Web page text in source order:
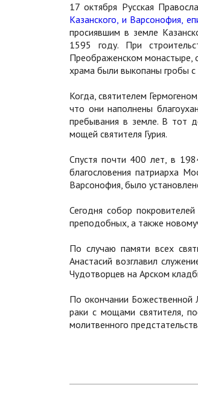
17 октября Русская
Казанского, и Варсонофия,
просиявшим в земле
1595 году. При
Преображенском монастыре,
храма были выкопаны гробы
Когда, святителем
что они наполнены
пребывания в земле. В тот
мощей святителя Гурия.
Спустя почти 400 лет, в
благословения патриарха
Варсонофия, было
Сегодня собор
преподобных, а также
По случаю памяти всех
Анастасий возглавил
Чудотворцев на Арском
По окончании Божественной
раки с мощами святителя,
молитвенного